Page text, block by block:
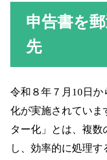
申告書を
先
令和８年７月10日
化が実施されていま
ター化」とは、複
し、効率的に処理す